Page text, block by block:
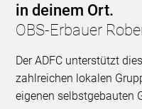
in deinem Ort.
OBS-Erbauer
Der ADFC unterstützt
zahlreichen lokalen
eigenen selbstgebauten